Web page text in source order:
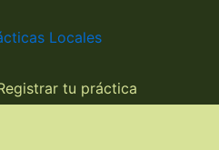
tu práctica